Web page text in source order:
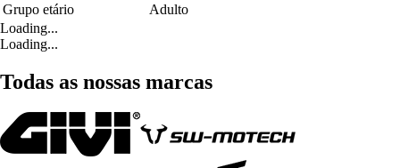
Grupo etário
Adulto
Loading...
Loading...
Todas as nossas marcas